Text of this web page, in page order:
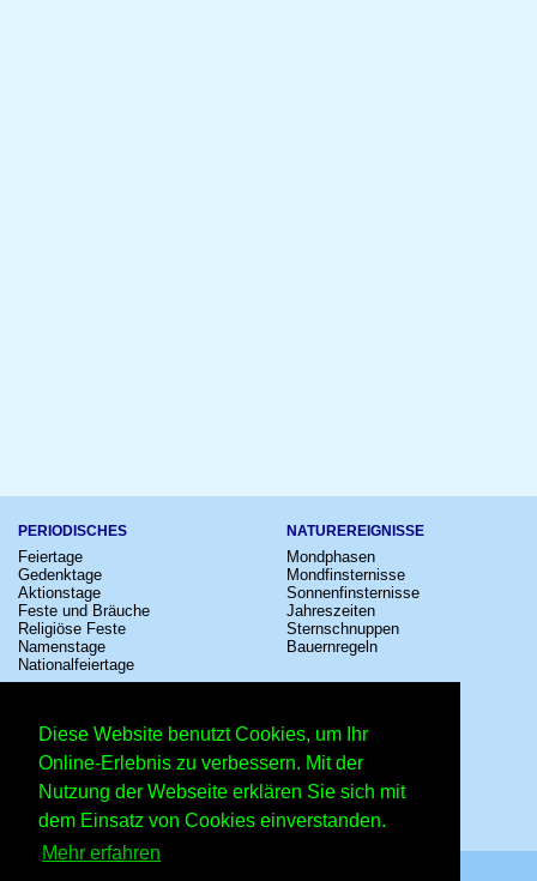
Diese Website benutzt Cookies, um Ihr
Online-Erlebnis zu verbessern. Mit der
Nutzung der Webseite erklären Sie sich mit
dem Einsatz von Cookies einverstanden.
Mehr erfahren
PERIODISCHES
Feiertage
Gedenktage
Aktionstage
Feste und Bräuche
Religiöse Feste
Namenstage
Nationalfeiertage
NATUREREIGNISSE
Mondphasen
Mondfinsternisse
Sonnenfinsternisse
Jahreszeiten
Sternschnuppen
Bauernregeln
Kinostarts
Festivals
Großevents
Fußball
Comedy
Shows
Sternzeichen
Schalttage
Wahltage
Messen
Erinnerungen
Volksfeste